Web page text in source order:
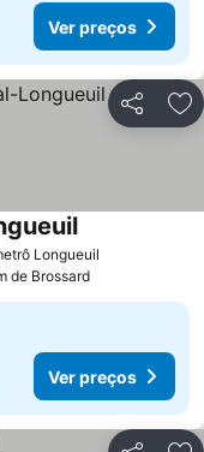
Ver preços
Partilhar
Longueuil
de Brossard
Ver preços